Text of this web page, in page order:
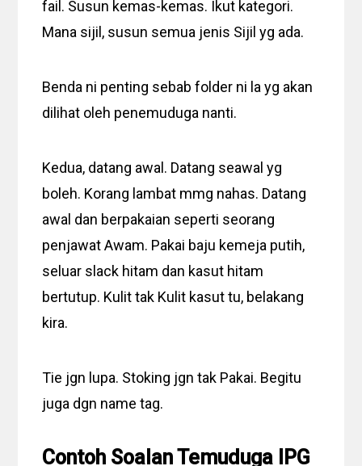
fail. Susun kemas-kemas. Ikut kategori.
Mana sijil, susun semua jenis Sijil yg ada.
Benda ni penting sebab folder ni la yg akan
dilihat oleh penemuduga nanti.
Kedua, datang awal. Datang seawal yg
boleh. Korang lambat mmg nahas. Datang
awal dan berpakaian seperti seorang
penjawat Awam. Pakai baju kemeja putih,
seluar slack hitam dan kasut hitam
bertutup. Kulit tak Kulit kasut tu, belakang
kira.
Tie jgn lupa. Stoking jgn tak Pakai. Begitu
juga dgn name tag.
Contoh Soalan Temuduga IPG